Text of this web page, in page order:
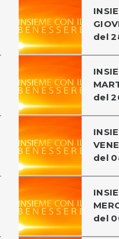
del
del
del
del